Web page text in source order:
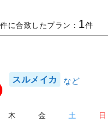
に合致したプラン： 1件
スルメイカ
木 金 土 日